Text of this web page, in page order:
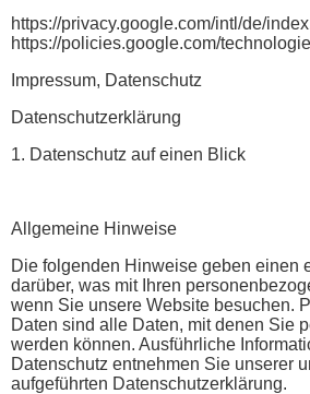
https://privacy.google.com/intl/de/
https://policies.google.com/
Impressum, Datenschutz
Datenschutzerklärung
1. Datenschutz auf einen Blick
Allgemeine Hinweise
Die folgenden Hinweise geben einen
darüber, was mit Ihren
wenn Sie unsere Website besuchen.
Daten sind alle Daten, mit denen Sie
werden können. Ausführliche
Datenschutz entnehmen Sie unserer
aufgeführten Datenschutzerklärung.